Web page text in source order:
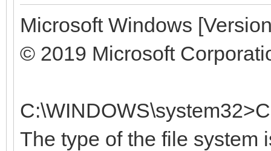
Microsoft Windows
© 2019 Microsoft
The type of the file system